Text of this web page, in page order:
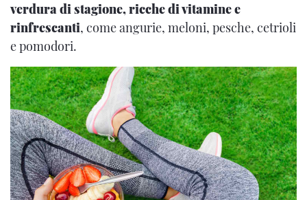
verdura di stagione, ricche di vitamine e
rinfrescanti, come angurie, meloni, pesche, cetrioli
e pomodori.